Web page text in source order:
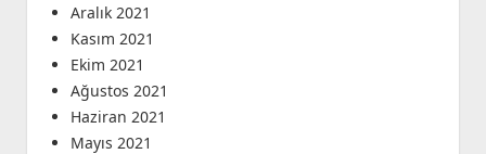
Aralık 2021
Kasım 2021
Ekim 2021
Ağustos 2021
Haziran 2021
Mayıs 2021